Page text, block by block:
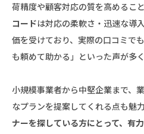
荷精度や顧客対応の質を高めるこ
コードは対応の柔軟さ・迅速な導
価を受けており、実際の口コミで
も頼めて助かる」といった声が多
小規模事業者から中堅企業まで、
なプランを提案してくれる点も魅力
ナーを探している方にとって、有